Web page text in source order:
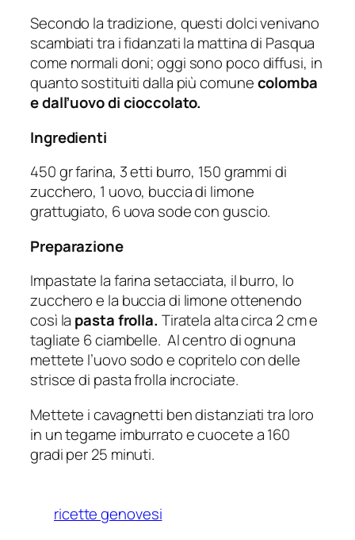
Secondo la tradizione, questi dolci venivano
scambiati tra i fidanzati la mattina di Pasqua
come normali doni; oggi sono poco diffusi, in
quanto sostituiti dalla più comunecolomba
e dall’uovo di cioccolato.
Ingredienti
450 gr farina, 3 etti burro, 150 grammi di
zucchero, 1 uovo, buccia di limone
grattugiato, 6 uova sode con guscio.
Preparazione
Impastate la farina setacciata, il burro, lo
zucchero e la buccia di limone ottenendo
così la pasta frolla. Tiratela alta circa 2 cm e
tagliate 6 ciambelle. Al centro di ognuna
mettete l’uovo sodo e copritelo con delle
strisce di pasta frolla incrociate.
Mettete i cavagnetti ben distanziati tra loro
in un tegame imburrato e cuocete a 160
gradi per 25 minuti.
ricette genovesi